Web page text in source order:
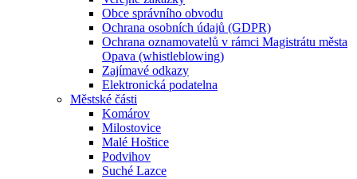
Obce správního obvodu
Ochrana osobních údajů (GDPR)
Ochrana oznamovatelů v rámci Magistrátu města
Opava (whistleblowing)
Zajímavé odkazy
Elektronická podatelna
Městské části
Komárov
Milostovice
Malé Hoštice
Podvihov
Suché Lazce